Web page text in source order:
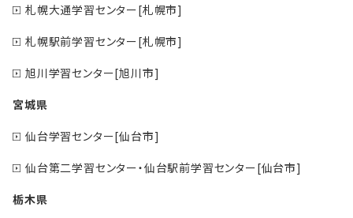
札幌大通学習センター[札幌市]
札幌駅前学習センター[札幌市]
旭川学習センター[旭川市]
宮城県
仙台学習センター[仙台市]
仙台第二学習センター・仙台駅前学習センター[仙台市]
栃木県